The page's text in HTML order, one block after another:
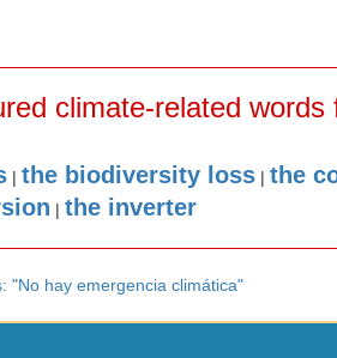
climate-related words
| the biodiversity loss | the
| the inverter
"No hay emergencia climática"